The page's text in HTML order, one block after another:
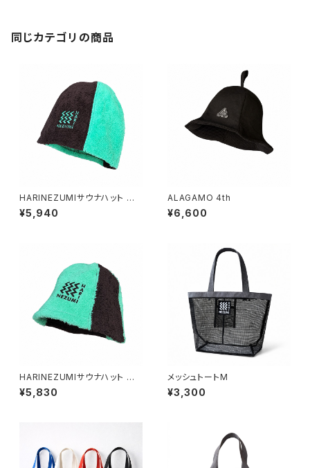
同じカテゴリの商品
HARINEZUMIサウナハット 深
型ミントグリーン
¥5,940
ALAGAMO 4th
¥6,600
HARINEZUMIサウナハット 浅
型ミントグリーン
¥5,830
メッシュトートM
¥3,300